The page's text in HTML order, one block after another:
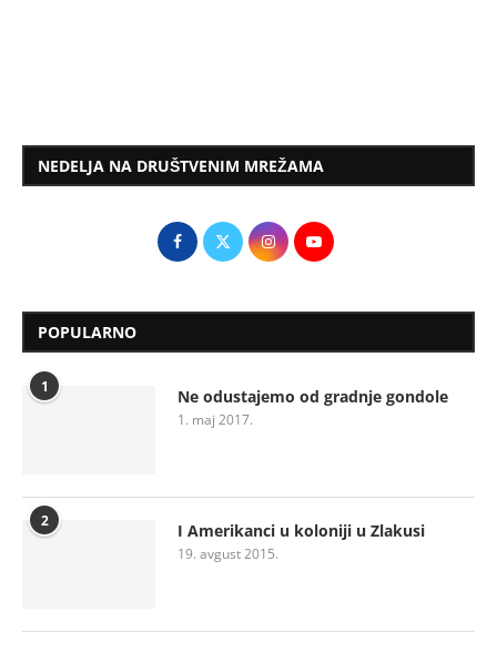
NEDELJA NA DRUŠTVENIM MREŽAMA
POPULARNO
1 Ne odustajemo od gradnje gondole
1. maj 2017.
2 I Amerikanci u koloniji u Zlakusi
19. avgust 2015.